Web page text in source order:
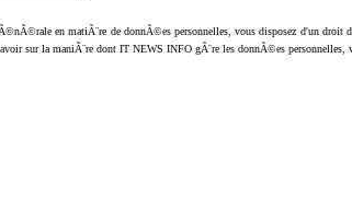
en matiÃ¨re de donnÃ©es personnelles, vous disposez d'un droit
sur la maniÃ¨re dont IT NEWS INFO gÃ¨re les donnÃ©es